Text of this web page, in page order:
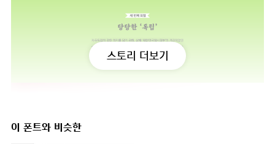
스토리 더보기
이 폰트와 비슷한